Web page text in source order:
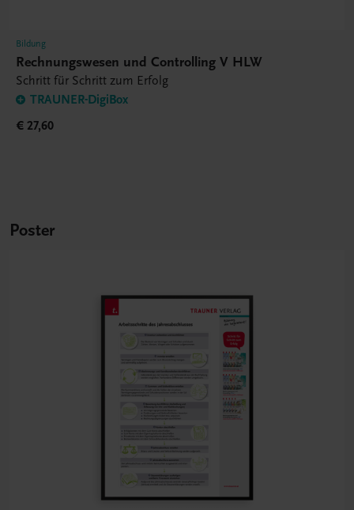
Bildung
Rechnungswesen und Controlling V HLW
Schritt für Schritt zum Erfolg
TRAUNER-DigiBox
€ 27,60
Poster